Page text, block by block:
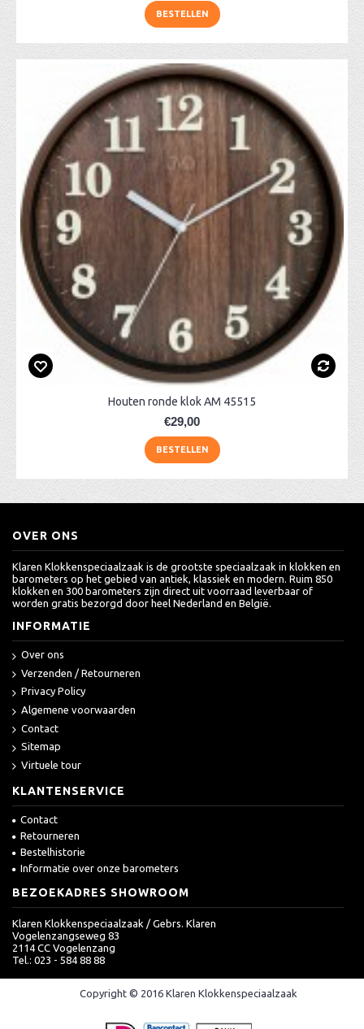
BESTELLEN
Houten ronde klok AM 45515
€29,00
BESTELLEN
OVER ONS
Klaren Klokkenspeciaalzaak is de grootste speciaalzaak in klokken en
barometers op het gebied van antiek, klassiek en modern. Ruim 850
klokken en 300 barometers zijn direct uit voorraad leverbaar of
worden gratis bezorgd door heel Nederland en België.
INFORMATIE
Over ons
Verzenden / Retourneren
Privacy Policy
Algemene voorwaarden
Contact
Sitemap
Virtuele tour
KLANTENSERVICE
Contact
Retourneren
Bestelhistorie
Informatie over onze barometers
BEZOEKADRES SHOWROOM
Klaren Klokkenspeciaalzaak / Gebrs. Klaren
Vogelenzangseweg 83
2114 CC Vogelenzang
Tel.: 023 - 584 88 88
Copyright © 2016 Klaren Klokkenspeciaalzaak